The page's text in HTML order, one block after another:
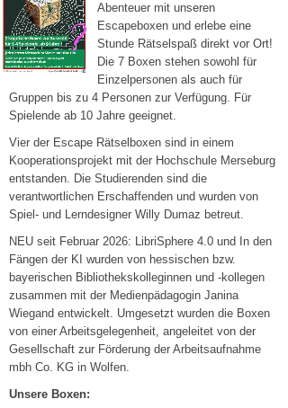
Abenteuer mit unseren
Escapeboxen und erlebe eine
Stunde Rätselspaß direkt vor Ort!
Die 7 Boxen stehen sowohl für
Einzelpersonen als auch für
Gruppen bis zu 4 Personen zur Verfügung. Für
Spielende ab 10 Jahre geeignet.
Vier der Escape Rätselboxen sind in einem
Kooperationsprojekt mit der Hochschule Merseburg
entstanden. Die Studierenden sind die
verantwortlichen Erschaffenden und wurden von
Spiel- und Lerndesigner Willy Dumaz betreut.
NEU seit Februar 2026: LibriSphere 4.0 und In den
Fängen der KI wurden von hessischen bzw.
bayerischen Bibliothekskolleginnen und -kollegen
zusammen mit der Medienpädagogin Janina
Wiegand entwickelt. Umgesetzt wurden die Boxen
von einer Arbeitsgelegenheit, angeleitet von der
Gesellschaft zur Förderung der Arbeitsaufnahme
mbh Co. KG in Wolfen.
Unsere Boxen: